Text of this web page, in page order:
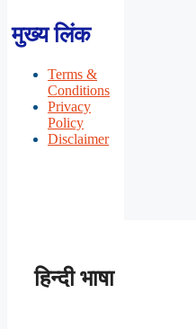
मुख्य लिंक
Terms &
Conditions
Privacy
Policy
Disclaimer
हिन्दी भाषा